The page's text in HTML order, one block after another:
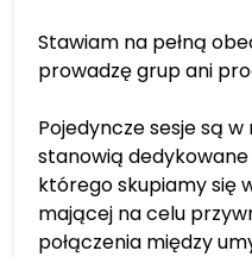
Stawiam na pełną
prowadzę grup ani
Pojedyncze sesje są
stanowią
którego skupiamy się
mającej na celu
połączenia między